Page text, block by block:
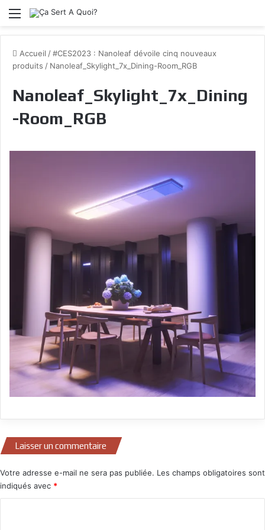
Menu
Accueil /#CES2023 : Nanoleaf dévoile cinq nouveaux
produits / Nanoleaf_Skylight_7x_Dining-Room_RGB
Nanoleaf_Skylight_7x_Dining
-Room_RGB
Laisser un commentaire
Votre adresse e-mail ne sera pas publiée. Les champs obligatoires sont
indiqués avec *